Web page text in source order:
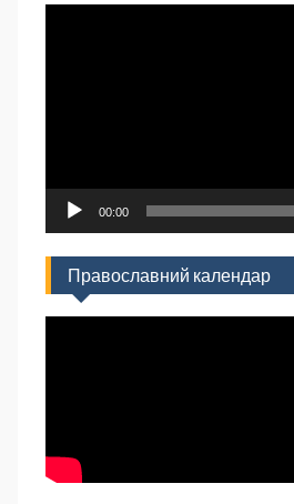
00:00
Православний календар